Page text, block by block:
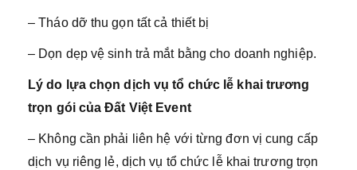
– Tháo dỡ thu gọn tất cả thiết bị
– Dọn dẹp vệ sinh trả mắt bằng cho doanh nghiệp.
Lý do lựa chọn dịch vụ tổ chức lễ khai trương
trọn gói của Đất Việt Event
– Không cần phải liên hệ với từng đơn vị cung cấp
dịch vụ riêng lẻ, dịch vụ tổ chức lễ khai trương trọn